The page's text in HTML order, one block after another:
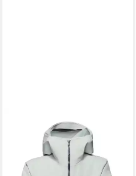
Winterjacke Stoney HS
Thermo Hooded Jacket Men
340,00 € UVP 480,00 €
-29%